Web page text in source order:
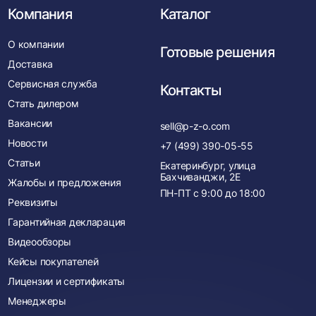
Компания
О компании
Доставка
Сервисная служба
Стать дилером
Вакансии
Новости
Статьи
Жалобы и предложения
Реквизиты
Гарантийная декларация
Видеообзоры
Кейсы покупателей
Лицензии и сертификаты
Менеджеры
Каталог
Готовые решения
Контакты
sell@p-z-o.com
+7 (499) 390-05-55
Екатеринбург, улица
Бахчиванджи, 2Е
ПН-ПТ с 9:00 до 18:00